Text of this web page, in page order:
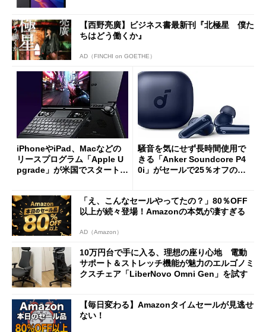
【西野亮廣】ビジネス書最新刊『北極星 僕た
ちはどう働くか』
AD（FINCHI on GOETHE）
iPhoneやiPad、Macなどの
リースプログラム「Apple U
pgrade」が米国でスタート／
ut」が明...
騒音を気にせず長時間使用で
きる「Anker Soundcore P4
0i」がセールで25％オフの59
「え、こんなセールやってたの？」80％OFF
以上が続々登場！Amazonの本気が凄すぎる
AD（Amazon）
10万円台で手に入る、理想の座り心地 電動
サポート＆ストレッチ機能が魅力のエルゴノミ
クスチェア「LiberNovo Omni Gen」を試す
【毎日変わる】Amazonタイムセールが見逃せ
ない！